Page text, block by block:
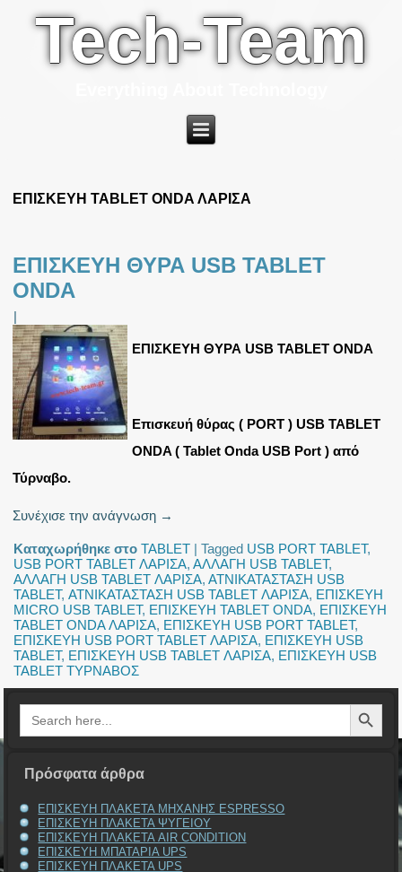
Tech-Team
ΕΠΙΣΚΕΥΗ TABLET ONDA ΛΑΡΙΣΑ
ΕΠΙΣΚΕΥΗ ΘΥΡΑ USB TABLET
ONDA
|
ΕΠΙΣΚΕΥΗ ΘΥΡΑ USB TABLET ONDA
Επισκευή θύρας ( PORT ) USB TABLET
ONDA ( Tablet Onda USB Port ) από
Τύρναβο.
Συνέχισε την ανάγνωση →
Καταχωρήθηκε στο TABLET |Tagged USB PORT TABLET,
USB PORT TABLET ΛΑΡΙΣΑ,ΑΛΛΑΓΗ USB TABLET,
ΑΛΛΑΓΗ USB TABLET ΛΑΡΙΣΑ,ΑΤΝΙΚΑΤΑΣΤΑΣΗ USB
TABLET,ΑΤΝΙΚΑΤΑΣΤΑΣΗ USB TABLET ΛΑΡΙΣΑ, ΕΠΙΣΚΕΥΗ
MICRO USB TABLET, ΕΠΙΣΚΕΥΗ TABLET ONDA, ΕΠΙΣΚΕΥΗ
TABLET ONDA ΛΑΡΙΣΑ, ΕΠΙΣΚΕΥΗ USB PORT TABLET,
ΕΠΙΣΚΕΥΗ USB PORT TABLET ΛΑΡΙΣΑ, ΕΠΙΣΚΕΥΗ USB
TABLET, ΕΠΙΣΚΕΥΗ USB TABLET ΛΑΡΙΣΑ, ΕΠΙΣΚΕΥΗ USB
TABLET ΤΥΡΝΑΒΟΣ
Search
for:
Search Button
Πρόσφατα άρθρα
ΕΠΙΣΚΕΥΗ ΠΛΑΚΕΤΑ ΜΗΧΑΝΗΣ ESPRESSO
ΕΠΙΣΚΕΥΗ ΠΛΑΚΕΤΑ ΨΥΓΕΙΟΥ
ΕΠΙΣΚΕΥΗ ΠΛΑΚΕΤΑ AIR CONDITION
ΕΠΙΣΚΕΥΗ ΜΠΑΤΑΡΙΑ UPS
ΕΠΙΣΚΕΥΗ ΠΛΑΚΕΤΑ UPS